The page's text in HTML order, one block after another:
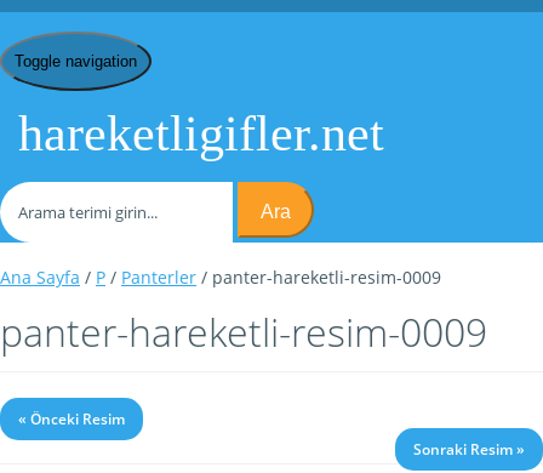
Toggle navigation
hareketligifler.net
Ara
Ana Sayfa / P / Panterler / panter-hareketli-resim-0009
panter-hareketli-resim-0009
« Önceki Resim
Sonraki Resim »